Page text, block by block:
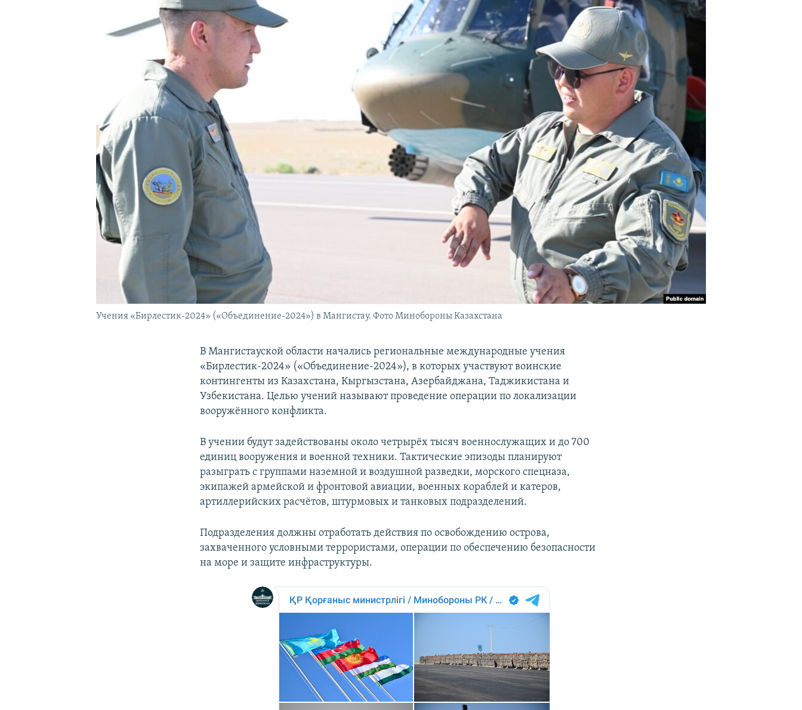
Учения «Бирлестик-2024» («Объединение-2024») в Мангистау. Фото Минобороны Казахстана
В Мангистауской области начались региональные международные учения
«Бирлестик-2024» («Объединение-2024»), в которых участвуют воинские
контингенты из Казахстана, Кыргызстана, Азербайджана, Таджикистана и
Узбекистана. Целью учений называют проведение операции по локализации
вооружённого конфликта.
В учении будут задействованы около четрырёх тысяч военнослужащих и до 700
единиц вооружения и военной техники. Тактические эпизоды планируют
разыграть с группами наземной и воздушной разведки, морского спецназа,
экипажей армейской и фронтовой авиации, военных кораблей и катеров,
артиллерийских расчётов, штурмовых и танковых подразделений.
Подразделения должны отработать действия по освобождению острова,
захваченного условными террористами, операции по обеспечению безопасности
на море и защите инфраструктуры.